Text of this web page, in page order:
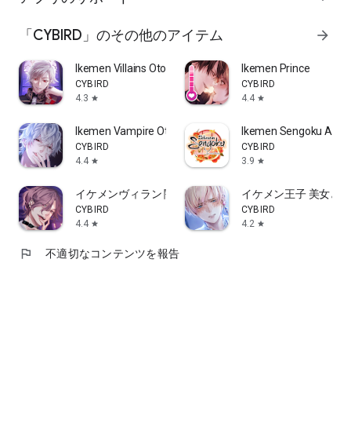
・彼氏はいるけど、気軽に女性向け乙女ゲームがしたい方
愛シュミレーションゲームを探している方
きなので、女性向けの恋愛シミュレーションゲーム、れんあい
げーむといったゲームでも疑似恋愛がしたい
・女性向けのゲームでイケボな声優ボイスでストーリーが楽し
・乙女ゲーム好系の女子にぴったりな、女性向けゲームアプリ
で胸キュンしたい
・乙女ゲームの中でも、戦国武将が登場するゲームで遊びたい
☆ﾟ･*:.｡.恋愛シミュレーションゲーム「イケメンシリーズ」に
ついて.｡.:*･ﾟ☆
つ毎日を」をブランドメッセージに、スマホアプリで気軽に楽
「CYBIRD」のその他のアイテム arrow_forward
Ikemen Villains Otome Game
CYBIRD
4.3 star
Ikemen Prince
CYBIRD
4.4 star
Ikemen Vampire Otome Games
CYBIRD
4.4 star
Ikemen Sengoku
CYBIRD
3.9 star
イケメンヴィラン 闇夜にひらく悪の恋 恋愛ゲーム・乙
CYBIRD
4.4 star
イケメン王子 美女と
CYBIRD
4.2 star
flag 不適切なコンテンツを報告